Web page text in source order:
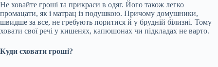
Не ховайте гроші та прикраси в одяг. Його також легко
промацати, як і матрац із подушкою. Причому домушники,
швидше за все, не гребують поритися й у брудній білизні. Тому
ховати свої речі у кишенях, капюшонах чи підкладах не варто.
Куди сховати гроші?